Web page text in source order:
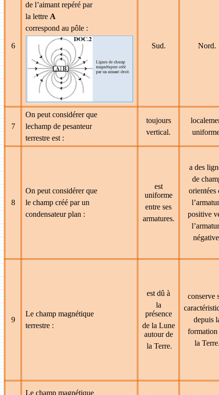
6
de l’aimant repéré par
la lettre A
correspond au pôle :
Sud. Nord.
7
On peut considérer que
lechamp de pesanteur
terrestre est :
toujours
vertical.
8
On peut considérer que
le champ créé par un
condensateur plan :
est
uniforme
entre ses
armatures.
a des
de
orientées
positive
9
Le champ magnétique
terrestre :
est dû à
la
présence
de la Lune
autour de
la Terre.
conserve
depuis
formation
la
Le champ magnétique